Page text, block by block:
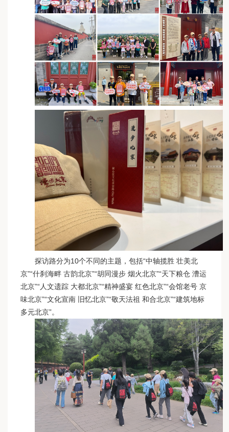
探访路分为10个不同的主题，包括“中轴揽胜 壮美北
京”“什刹海畔 古韵北京”“胡同漫步 烟火北京”“天下粮仓 漕运
北京”“人文遗踪 大都北京”“精神盛宴 红色北京”“会馆老号 京
味北京”“文化宣南 旧忆北京”“敬天法祖 和合北京”“建筑地标
多元北京”。